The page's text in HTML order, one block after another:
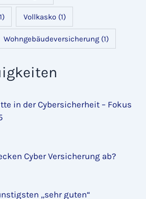
Vollkasko(1)
Wohngebäudeversicherung(1)
in der Cybersicherheit – Fokus
Cyber Versicherung ab?
„sehr guten“